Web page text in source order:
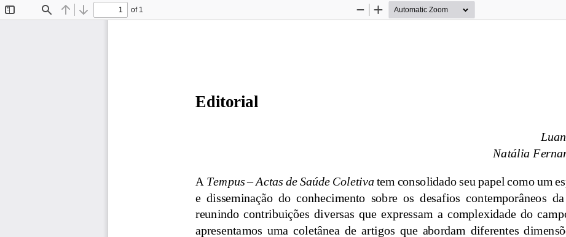
Find Previous
Next
of 1
Zoom
Zoom
Editorial
Natália
A Tempus –Actas de Saúde Coletivatem consolidado seu papel como um
e  disseminação  do  conhecimento  sobre  os  desafios  contemporâneos  da
reunindo  contribuições  diversas  que  expressam  a  complexidade  do
apresentamos  uma  coletânea  de  artigos  que  abordam  diferentes